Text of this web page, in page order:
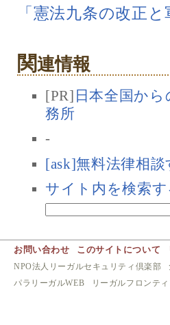
「憲法九条の改正
関連情報
[PR] 日本全国か
務所
-
[ask]無料法律相談
サイト内を検索す
お問い合わせ このサイトについて
NPO法人リーガルセキュリティ倶楽部
パラリーガルWEB
リーガルフロンティ